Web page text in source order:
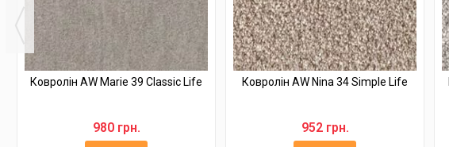
Ковролін AW Marie 39 Classic Life
980 грн.
Ковролін AW Nina 34 Simple Life
952 грн.